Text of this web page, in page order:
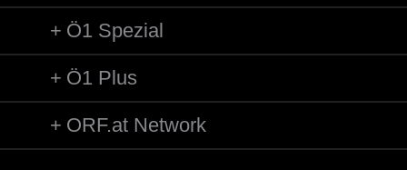
Ö1 Spezial
Ö1 Plus
ORF.at Network